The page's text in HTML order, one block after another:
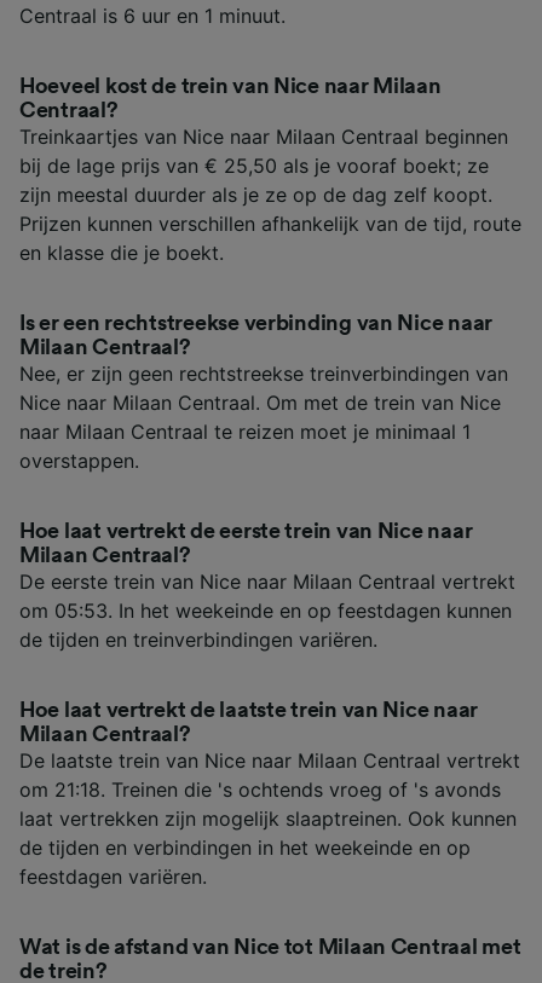
Centraal is 6 uur en 1 minuut.
Hoeveel kost de trein van Nice naar Milaan
Centraal?
Treinkaartjes van Nice naar Milaan Centraal beginnen
bij de lage prijs van € 25,50 als je vooraf boekt; ze
zijn meestal duurder als je ze op de dag zelf koopt.
Prijzen kunnen verschillen afhankelijk van de tijd, route
en klasse die je boekt.
Is er een rechtstreekse verbinding van Nice naar
Milaan Centraal?
Nee, er zijn geen rechtstreekse treinverbindingen van
Nice naar Milaan Centraal. Om met de trein van Nice
naar Milaan Centraal te reizen moet je minimaal 1
overstappen.
Hoe laat vertrekt de eerste trein van Nice naar
Milaan Centraal?
De eerste trein van Nice naar Milaan Centraal vertrekt
om 05:53. In het weekeinde en op feestdagen kunnen
de tijden en treinverbindingen variëren.
Hoe laat vertrekt de laatste trein van Nice naar
Milaan Centraal?
De laatste trein van Nice naar Milaan Centraal vertrekt
om 21:18. Treinen die 's ochtends vroeg of 's avonds
laat vertrekken zijn mogelijk slaaptreinen. Ook kunnen
de tijden en verbindingen in het weekeinde en op
feestdagen variëren.
Wat is de afstand van Nice tot Milaan Centraal met
de trein?